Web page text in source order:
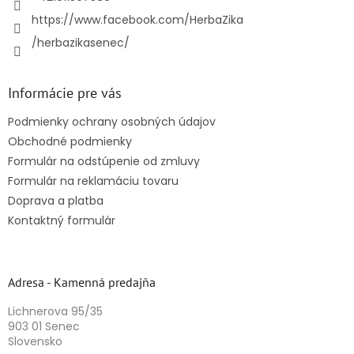
https://www.facebook.com/HerbaZika
/herbazikasenec/
Informácie pre vás
Podmienky ochrany osobných údajov
Obchodné podmienky
Formulár na odstúpenie od zmluvy
Formulár na reklamáciu tovaru
Doprava a platba
Kontaktný formulár
Adresa - Kamenná predajňa
Lichnerova 95/35
903 01 Senec
Slovensko